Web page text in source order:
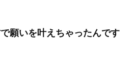
願いを叶えちゃったんです